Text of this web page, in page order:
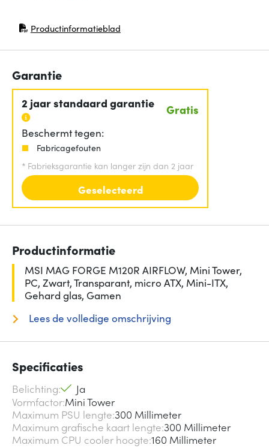
Productinformatieblad
(opent in nieuw venster)
Garantie
2 jaar standaard garantie Gratis
Beschermt tegen:
Fabricagefouten
* Fabrieksgarantie kan langer zijn dan 2 jaar
Geselecteerd
Productinformatie
MSI MAG FORGE M120R AIRFLOW, Mini Tower,
PC, Zwart, Transparant, micro ATX, Mini-ITX,
Gehard glas, Gamen
Lees de volledige omschrijving
Specificaties
Belichting
Ja
Vormfactor Mini Tower
Maximum PSU lengte 300 Millimeter
Maximum grafische kaart lengte 300 Millimeter
Maximum CPU cooler hoogte 160 Millimeter